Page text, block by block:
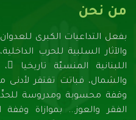
من نحن
والآثار السلبية للحرب
اللبنانية المنسيّة
والشمال، فباتت تفتقر
وقفة محسوبة ومدروسة للحدِّ
الفقر والعوز... بموازاة